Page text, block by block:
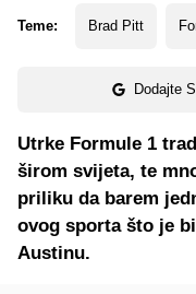
Teme: Brad Pitt
Dodajte
Utrke Formule 1
širom svijeta, te
priliku da barem
ovog sporta što je
Austinu.